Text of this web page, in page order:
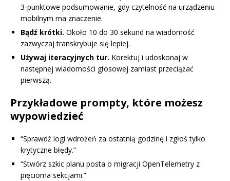
3-punktowe podsumowanie, gdy czytelność na urządzeniu
mobilnym ma znaczenie.
Bądź krótki. Około 10 do 30 sekund na wiadomość
zazwyczaj transkrybuje się lepiej.
Używaj iteracyjnych tur. Korektuj i udoskonaj w
następnej wiadomości głosowej zamiast przeciążać
pierwszą.
Przykładowe prompty, które możesz
wypowiedzieć
“Sprawdź logi wdrożeń za ostatnią godzinę i zgłoś tylko
krytyczne błędy.”
“Stwórz szkic planu posta o migracji OpenTelemetry z
pięcioma sekcjami.”